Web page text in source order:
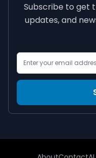
Subscribe to get
updates, and